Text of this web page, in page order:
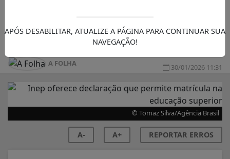
Participante do Enem, no portal do Inep.
A FOLHA 30/01/2026 11:31
© Tomaz Silva/Agência Brasil
A- A+ REPORTAR ERROS
APÓS DESABILITAR, ATUALIZE A PÁGINA PARA CONTINUAR SUA
NAVEGAÇÃO!